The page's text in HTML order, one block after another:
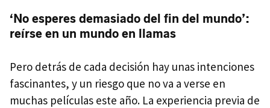
‘No esperes demasiado del fin del mundo’:
reírse en un mundo en llamas
Pero detrás de cada decisión hay unas intenciones
fascinantes, y un riesgo que no va a verse en
muchas películas este año. La experiencia previa de